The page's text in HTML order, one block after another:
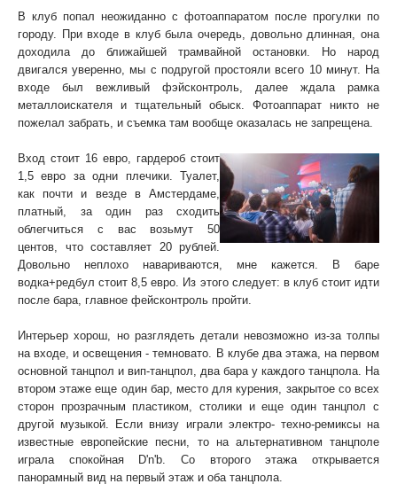
В клуб попал неожиданно с фотоаппаратом после прогулки по
городу. При входе в клуб была очередь, довольно длинная, она
доходила до ближайшей трамвайной остановки. Но народ
двигался уверенно, мы с подругой простояли всего 10 минут. На
входе был вежливый фэйсконтроль, далее ждала рамка
металлоискателя и тщательный обыск. Фотоаппарат никто не
пожелал забрать, и съемка там вообще оказалась не запрещена.
Вход стоит 16 евро, гардероб стоит
1,5 евро за одни плечики. Туалет,
как почти и везде в Амстердаме,
платный, за один раз сходить
облегчиться с вас возьмут 50
центов, что составляет 20 рублей.
Довольно неплохо навариваются, мне кажется. В баре
водка+редбул стоит 8,5 евро. Из этого следует: в клуб стоит идти
после бара, главное фейсконтроль пройти.
Интерьер хорош, но разглядеть детали невозможно из-за толпы
на входе, и освещения - темновато. В клубе два этажа, на первом
основной танцпол и вип-танцпол, два бара у каждого танцпола. На
втором этаже еще один бар, место для курения, закрытое со всех
сторон прозрачным пластиком, столики и еще один танцпол с
другой музыкой. Если внизу играли электро- техно-ремиксы на
известные европейские песни, то на альтернативном танцполе
играла спокойная D'n'b. Со второго этажа открывается
панорамный вид на первый этаж и оба танцпола.